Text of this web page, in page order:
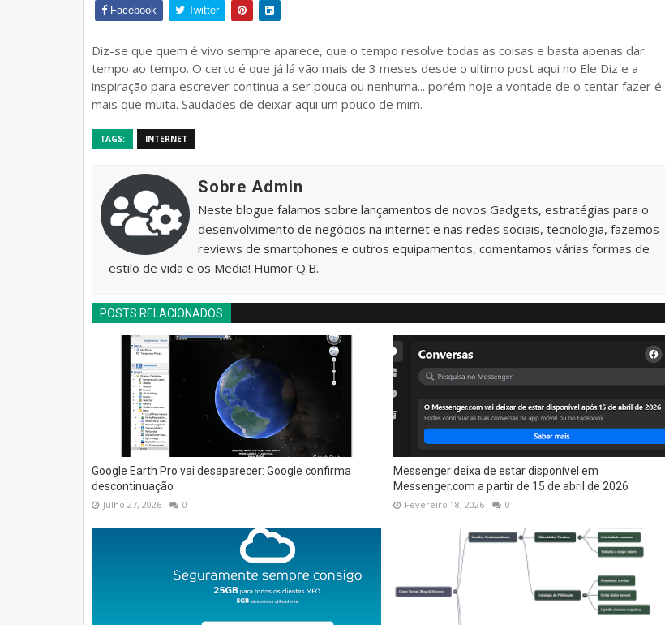
Facebook Twitter
Diz-se que quem é vivo sempre aparece, que o tempo resolve todas as coisas e basta apenas dar
tempo ao tempo. O certo é que já lá vão mais de 3 meses desde o ultimo post aqui no Ele Diz e a
inspiração para escrever continua a ser pouca ou nenhuma... porém hoje a vontade de o tentar fazer é
mais que muita. Saudades de deixar aqui um pouco de mim.
TAGS: INTERNET
Sobre Admin
Neste blogue falamos sobre lançamentos de novos Gadgets, estratégias para o
desenvolvimento de negócios na internet e nas redes sociais, tecnologia, fazemos
reviews de smartphones e outros equipamentos, comentamos várias formas de
estilo de vida e os Media! Humor Q.B.
POSTS RELACIONADOS
Google Earth Pro vai desaparecer: Google confirma
descontinuação
Julho 27, 2026 0
Messenger deixa de estar disponível em
Messenger.com a partir de 15 de abril de 2026
Fevereiro 18, 2026 0